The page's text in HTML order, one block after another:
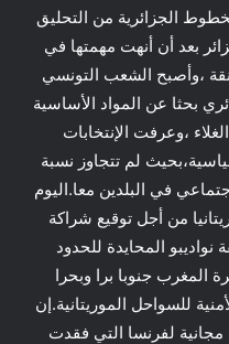
الجزائرية من التحليق
بعد أن أنهت مهمتها في
،وأصبح الشعب التونسي
بحثا عن المواد الأساسية
،وعرفت الإنتخابات
لم تتجاوز نسبة
الإجتماعي في البلدين معا.اليوم
من أجل توقيع شراكة
المحايدة للحدود
المغرب جنوبا برا وبحرا
للسواحل الموريتانية.إن
لفرنسا التي فقدت